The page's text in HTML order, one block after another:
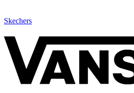
Skechers